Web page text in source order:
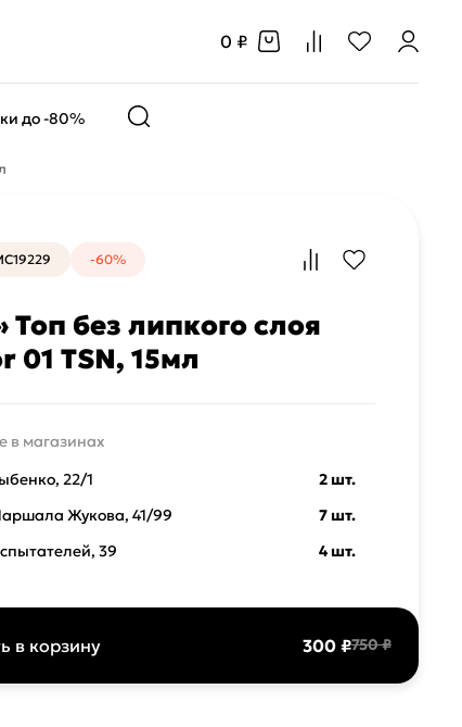
0 ₽
до -80%
-60%
Топ без липкого слоя
01 TSN, 15мл
в магазинах
22/1
2 шт.
Жукова, 41/99
7 шт.
39
4 шт.
в корзину 300 ₽750 ₽